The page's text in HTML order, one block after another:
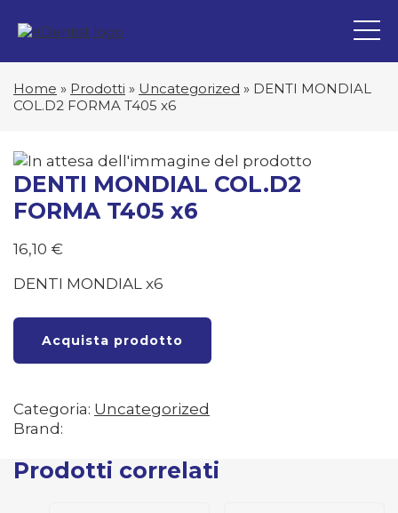
Home » Prodotti » Uncategorized » DENTI MONDIAL
COL.D2 FORMA T405 x6
DENTI MONDIAL COL.D2
FORMA T405 x6
16,10 €
DENTI MONDIAL x6
Acquista prodotto
Categoria: Uncategorized
Brand:
Prodotti correlati